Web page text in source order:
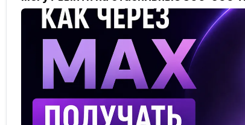
онлайне стало можно совершенно по-
дни, сегодня делается за часы. А часть
За неделю я успела больше, чем раньше за
✔️ Завайбкодила продающую статью-
✔️ Собрала контент-завод для Instagram.
✔️ Автоматизировала воронку в Telegram.
✔️ Настроила AI-помощников, которые
Кстати, про лендинг. Формально — два дня.